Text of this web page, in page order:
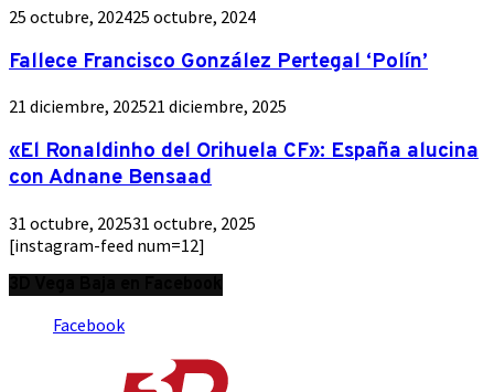
25 octubre, 202425 octubre, 2024
Fallece Francisco González Pertegal ‘Polín’
21 diciembre, 202521 diciembre, 2025
«El Ronaldinho del Orihuela CF»: España alucina
con Adnane Bensaad
31 octubre, 202531 octubre, 2025
[instagram-feed num=12]
Facebook